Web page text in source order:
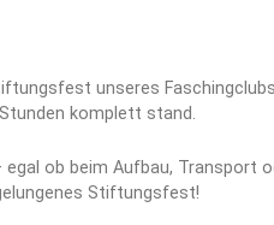
unseres
komplett stand.
ob beim Aufbau,
Stiftungsfest!